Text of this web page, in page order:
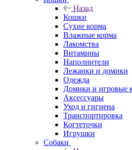
Назад
Кошки
Сухие корма
Влажные корма
Лакомства
Витамины
Наполнители
Лежанки и домики
Одежда
Домики и игровые
Аксессуары
Уход и гигиена
Транспортировка
Когтеточки
Игрушки
Собаки